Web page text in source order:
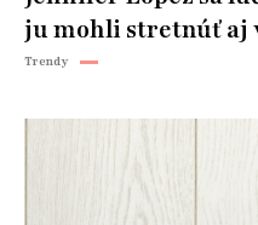
ju mohli stretnúť aj
Trendy